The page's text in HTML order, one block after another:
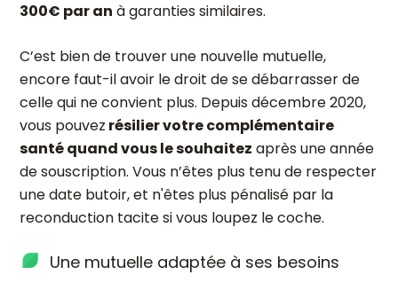
300€ par an à garanties similaires.
C’est bien de trouver une nouvelle mutuelle,
encore faut-il avoir le droit de se débarrasser de
celle qui ne convient plus. Depuis décembre 2020,
vous pouvez résilier votre complémentaire
santé quand vous le souhaitez après une année
de souscription. Vous n’êtes plus tenu de respecter
une date butoir, et n'êtes plus pénalisé par la
reconduction tacite si vous loupez le coche.
Une mutuelle adaptée à ses besoins